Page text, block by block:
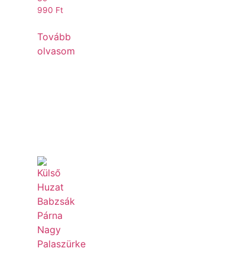
990 Ft
Tovább
olvasom